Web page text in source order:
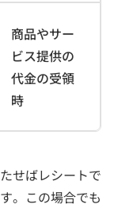
商品やサー
ビス提供の
代金の受領
時
せばレシートで
。この場合でも